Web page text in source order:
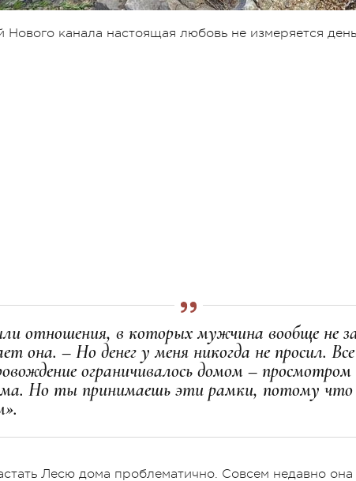
Нового канала настоящая любовь не измеряется
отношения, в которых мужчина вообще не
она. – Но денег у меня никогда не просил.
ограничивалось домом –
Но ты принимаешь эти рамки, потому что
Лесю дома проблематично. Совсем недавно